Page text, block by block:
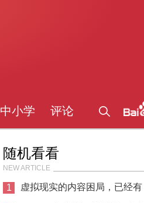
中小学 评论
随机看看
NEW ARTICLE
1 虚拟现实的内容困局，已经有